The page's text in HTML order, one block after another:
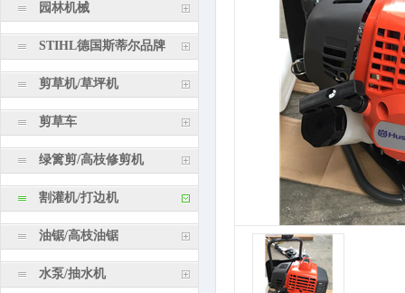
园林机械
STIHL德国斯蒂尔品牌
剪草机/草坪机
剪草车
绿篱剪/高枝修剪机
割灌机/打边机
油锯/高枝油锯
水泵/抽水机